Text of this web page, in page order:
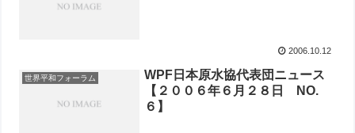
2006.10.12
世界平和フォーラム
WPF日本原水協代表団ニュース
【２００６年６月２８日 NO.
６】